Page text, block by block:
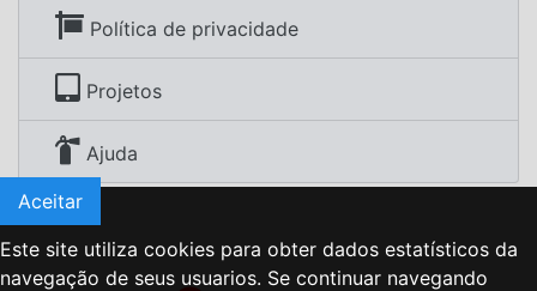
Política de privacidade
Projetos
Ajuda
Aceitar
Este site utiliza cookies para obter dados estatísticos da
navegação de seus usuarios. Se continuar navegando